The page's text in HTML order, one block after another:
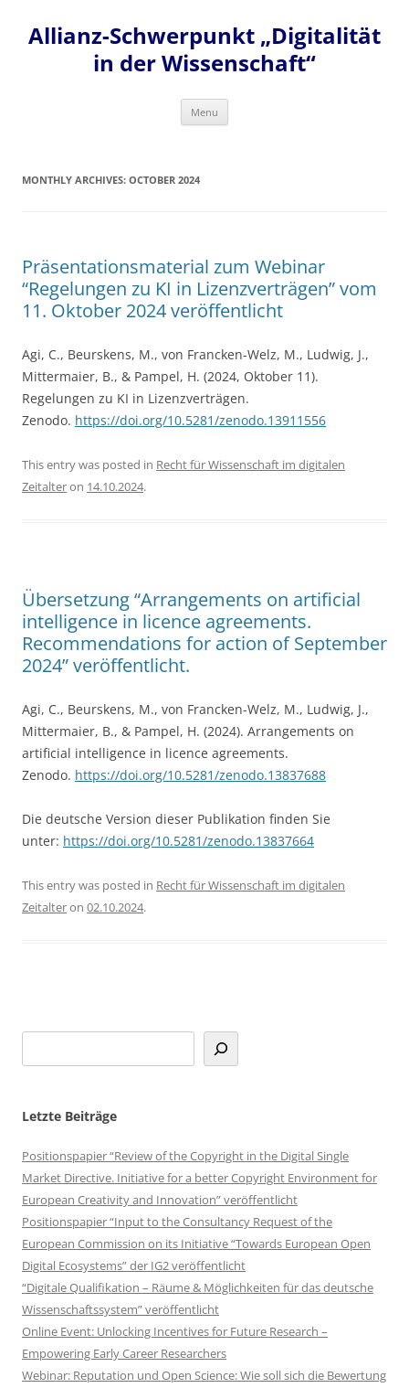
content
Allianz-Schwerpunkt „Digitalität
in der Wissenschaft“
Menu
MONTHLY ARCHIVES: OCTOBER 2024
Präsentationsmaterial zum Webinar
“Regelungen zu KI in Lizenzverträgen” vom
11. Oktober 2024 veröffentlicht
Agi, C., Beurskens, M., von Francken-Welz, M., Ludwig, J.,
Mittermaier, B., & Pampel, H. (2024, Oktober 11).
Regelungen zu KI in Lizenzverträgen.
Zenodo. https://doi.org/10.5281/zenodo.13911556
This entry was posted in Recht für Wissenschaft im digitalen
Zeitalteron 14.10.2024.
Übersetzung “Arrangements on artificial
intelligence in licence agreements.
Recommendations for action of September
2024” veröffentlicht.
Agi, C., Beurskens, M., von Francken-Welz, M., Ludwig, J.,
Mittermaier, B., & Pampel, H. (2024). Arrangements on
artificial intelligence in licence agreements.
Zenodo. https://doi.org/10.5281/zenodo.13837688
Die deutsche Version dieser Publikation finden Sie
unter: https://doi.org/10.5281/zenodo.13837664
This entry was posted in Recht für Wissenschaft im digitalen
Zeitalteron 02.10.2024.
Letzte Beiträge
Positionspapier “Review of the Copyright in the Digital Single
Market Directive. Initiative for a better Copyright Environment for
European Creativity and Innovation” veröffentlicht
Positionspapier “Input to the Consultancy Request of the
European Commission on its Initiative “Towards European Open
Digital Ecosystems” der IG2 veröffentlicht
“Digitale Qualifikation – Räume & Möglichkeiten für das deutsche
Wissenschaftssystem” veröffentlicht
Online Event: Unlocking Incentives for Future Research –
Empowering Early Career Researchers
Webinar: Reputation und Open Science: Wie soll sich die Bewertung